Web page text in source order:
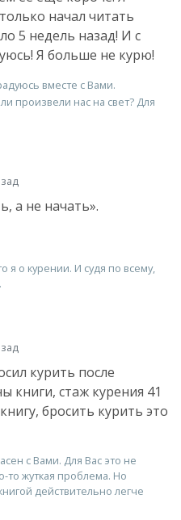
начал читать
5 недель назад! И с
Я больше не курю!
вместе с Вами.
произвели нас на свет? Для
а не начать».
я о курении. И судя по всему,
курить после
книги, стаж курения 41
бросить курить это
с Вами. Для Вас это не
то жуткая проблема. Но
действительно легче